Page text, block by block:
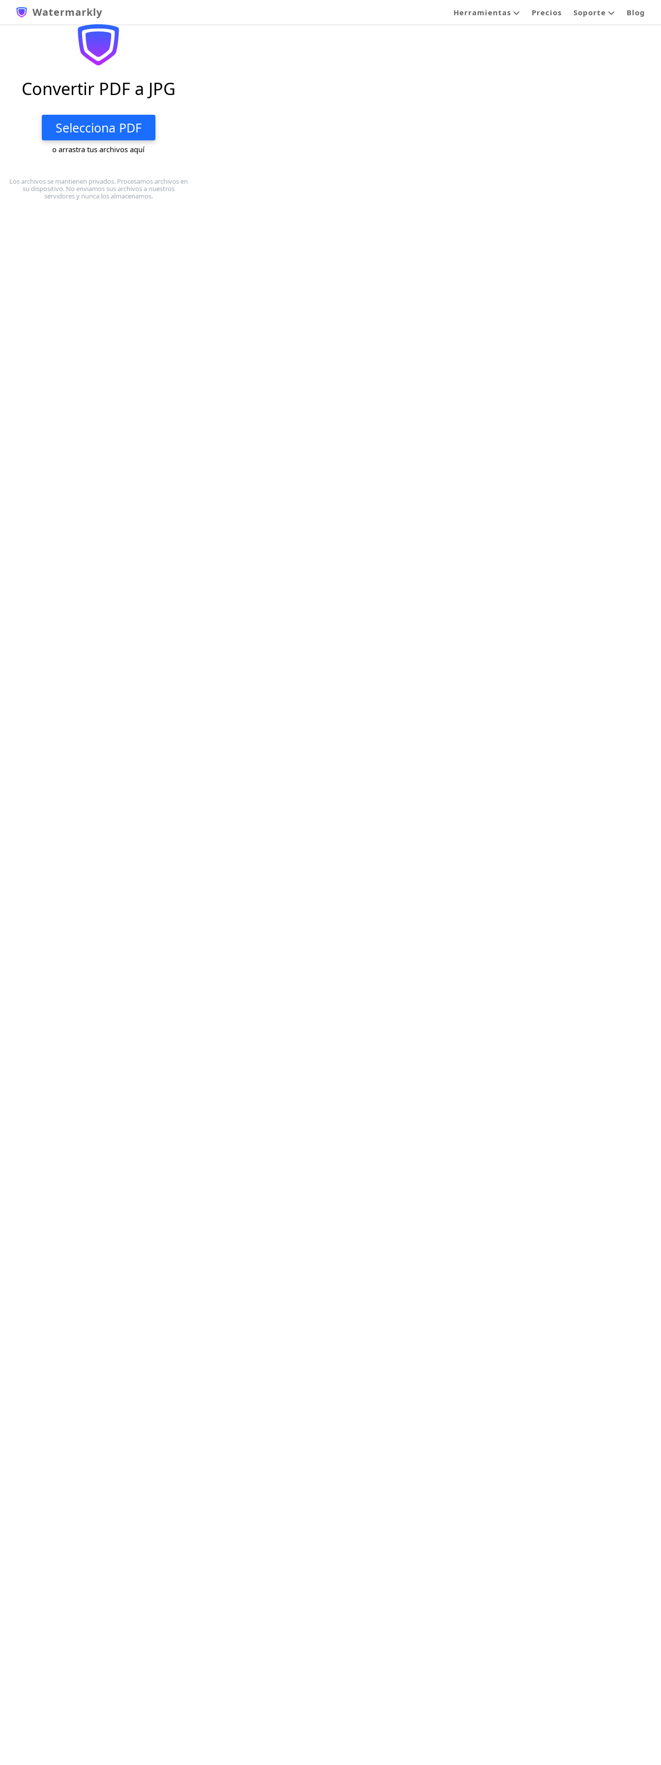
Watermarkly Herramientas Precios Soporte Blog
Convertir PDF a JPG
Selecciona PDF
o arrastra tus archivos aquí
Los archivos se mantienen privados. Procesamos archivos en
su dispositivo. No enviamos sus archivos a nuestros
servidores y nunca los almacenamos.